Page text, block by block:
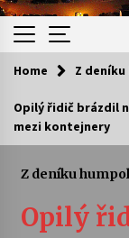
Kam za
Home Z
Opilý řidič brázdil
mezi kontejnery
Z deníku
Opilý